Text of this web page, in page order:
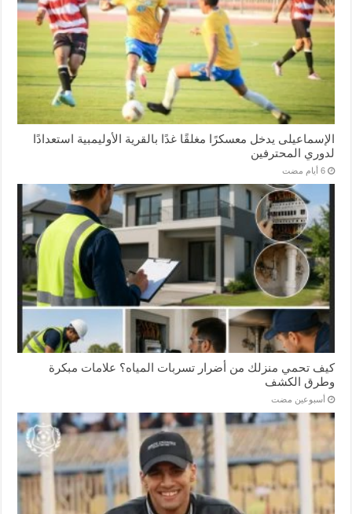
الإسماعیلی یدخل معسكرًا مغلقًا غدًا بالقرية الأوليمبية استعدادًا
لدوري المحترفين
‏6 أيام مضت
كيف تحمي منزلك من أضرار تسربات المياه؟ علامات مبكرة
وطرق الكشف
‏أسبوعين مضت